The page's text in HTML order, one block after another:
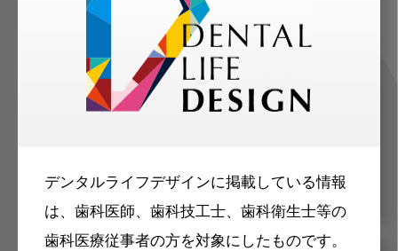
デンタルライフデザインに掲載している情報
は、歯科医師、歯科技工士、歯科衛生士等の
歯科医療従事者の方を対象にしたものです。
ご登録いただいた職種（歯科医師、歯
科衛生士、歯科技工士）に合わせた内
容のメールマガジンをお届けします。